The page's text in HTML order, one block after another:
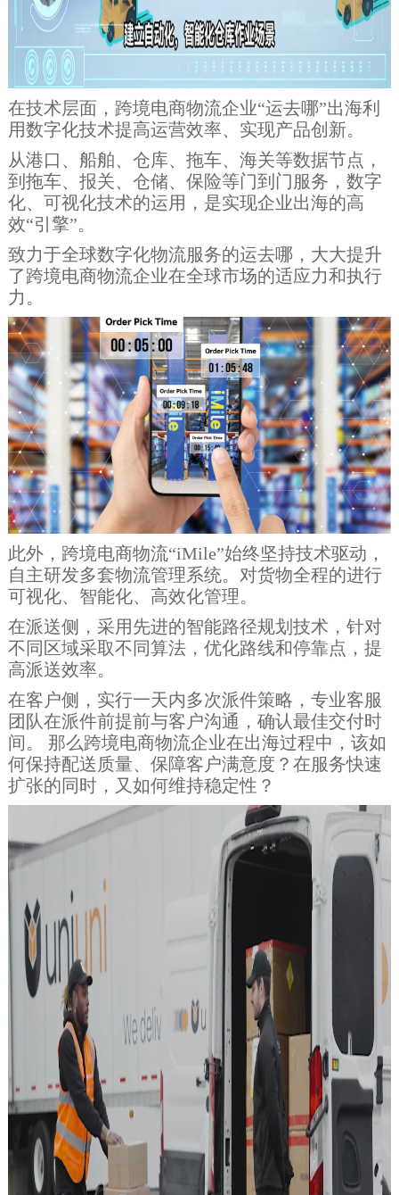
在技术层面，跨境电商物流企业“运去哪”出海利
用数字化技术提高运营效率、实现产品创新。
从港口、船舶、仓库、拖车、海关等数据节点，
到拖车、报关、仓储、保险等门到门服务，数字
化、可视化技术的运用，是实现企业出海的高
效“引擎”。
致力于全球数字化物流服务的运去哪，大大提升
了跨境电商物流企业在全球市场的适应力和执行
力。
此外，跨境电商物流“iMile”始终坚持技术驱动，
自主研发多套物流管理系统。对货物全程的进行
可视化、智能化、高效化管理。
在派送侧，采用先进的智能路径规划技术，针对
不同区域采取不同算法，优化路线和停靠点，提
高派送效率。
在客户侧，实行一天内多次派件策略，专业客服
团队在派件前提前与客户沟通，确认最佳交付时
间。 那么跨境电商物流企业在出海过程中，该如
何保持配送质量、保障客户满意度？在服务快速
扩张的同时，又如何维持稳定性？